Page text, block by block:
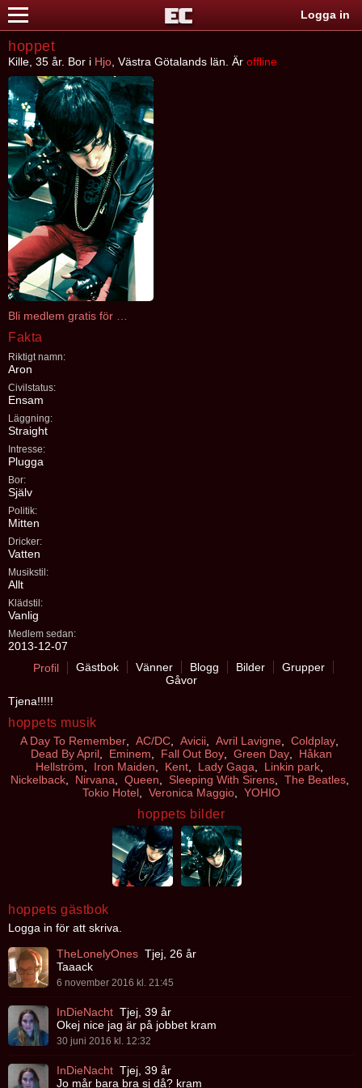
Logga in
hoppet
Kille, 35 år. Bor i Hjo , Västra Götalands län. Är offline
Fakta
Riktigt namn:
Aron
Civilstatus:
Ensam
Läggning:
Straight
Intresse:
Plugga
Bor:
Själv
Politik:
Mitten
Dricker:
Vatten
Musikstil:
Allt
Klädstil:
Vanlig
Medlem sedan:
2013-12-07
Profil
Gästbok Vänner Blogg Bilder
Grupper
Gåvor
Tjena!!!!!
hoppets musik
A Day To Remember AC/DC Avicii Avril Lavigne Coldplay
Dead By April, Eminem Fall Out Boy, Green Day, Håkan
Hellström
Iron Maiden Kent Lady Gaga Linkin park
Nickelback, Nirvana Queen Sleeping With Sirens, The Beatles,
Tokio Hotel, Veronica Maggio, YOHIO
hoppets bilder
hoppets gästbok
Logga in för att skriva.
TheLonelyOnes Tjej, 26 år
Taaack
6 november 2016 kl. 21:45
InDieNacht Tjej, 39 år
Okej nice jag är på jobbet kram
30 juni 2016 kl. 12:32
InDieNacht Tjej, 39 år
Jo mår bara bra sj då? kram